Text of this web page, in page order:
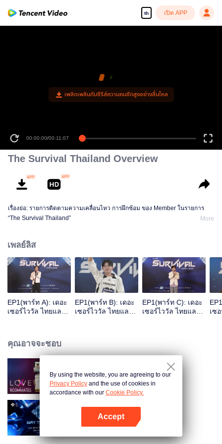
th เปิด APP
เพลิดเพลินกับซีรีส์ความคมชัดสูงอย่างลื่นไหล
00:00:00/00:11:07
The Survival Thailand Overview
เรื่องย่อ: รายการติดตามความเคลื่อนไหว การฝึกซ้อม ของ Member ในรายการ
“The Survival Thailand”
More
เพลย์ลิส
EP1(พาร์ท A): เดอะ
เซอร์ไววัล ไทยแลนด์
EP1(พาร์ท B): เดอะ
เซอร์ไววัล ไทยแลนด์
EP1(พาร์ท C): เดอะ
เซอร์ไววัล ไทยแลนด์
เซ
คุณอาจจะชอบ
LOVE(X): Roommates
Way To You
By using the website, you are agreeing to our
Privacy Policy and the use of cookies in
accordance with our Cookie Policy.
Accept